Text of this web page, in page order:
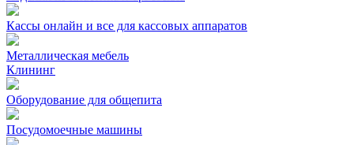
Кассы онлайн и все для кассовых аппаратов
Металлическая мебель
Клининг
Оборудование для общепита
Посудомоечные машины